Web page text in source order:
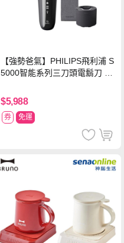
【強勢爸氣】PHILIPS飛利浦 S
5000智能系列三刀頭電鬍刀 S5
$5,988
券 免運